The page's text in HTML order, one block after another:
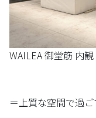
WAILEA 御堂筋 内観
＝上質な空間で過